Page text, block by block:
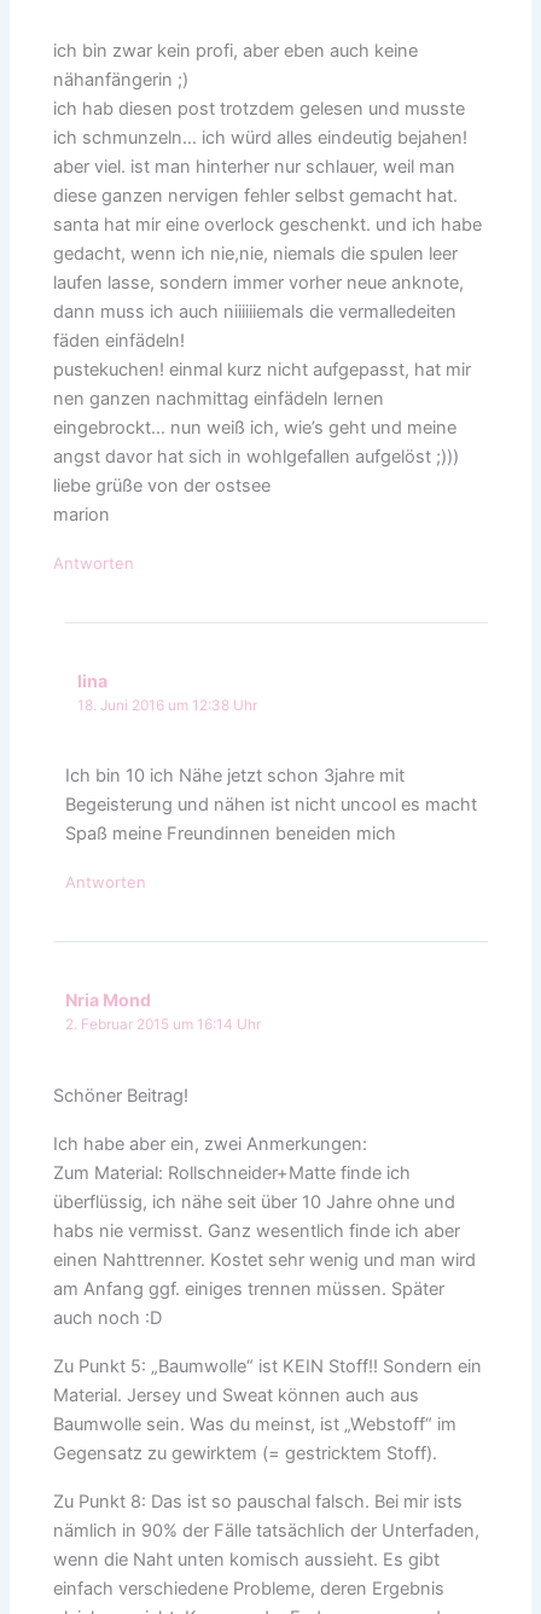
ich bin zwar kein profi, aber eben auch keine
nähanfängerin ;)
ich hab diesen post trotzdem gelesen und musste
ich schmunzeln… ich würd alles eindeutig bejahen!
aber viel. ist man hinterher nur schlauer, weil man
diese ganzen nervigen fehler selbst gemacht hat.
santa hat mir eine overlock geschenkt. und ich habe
gedacht, wenn ich nie,nie, niemals die spulen leer
laufen lasse, sondern immer vorher neue anknote,
dann muss ich auch niiiiiiemals die vermalledeiten
fäden einfädeln!
pustekuchen! einmal kurz nicht aufgepasst, hat mir
nen ganzen nachmittag einfädeln lernen
eingebrockt… nun weiß ich, wie’s geht und meine
angst davor hat sich in wohlgefallen aufgelöst ;)))
liebe grüße von der ostsee
marion
Antworten
lina
18. Juni 2016 um 12:38 Uhr
Ich bin 10 ich Nähe jetzt schon 3jahre mit
Begeisterung und nähen ist nicht uncool es macht
Spaß meine Freundinnen beneiden mich
Antworten
Nria Mond
2. Februar 2015 um 16:14 Uhr
Schöner Beitrag!
Ich habe aber ein, zwei Anmerkungen:
Zum Material: Rollschneider+Matte finde ich
überflüssig, ich nähe seit über 10 Jahre ohne und
habs nie vermisst. Ganz wesentlich finde ich aber
einen Nahttrenner. Kostet sehr wenig und man wird
am Anfang ggf. einiges trennen müssen. Später
auch noch :D
Zu Punkt 5: „Baumwolle“ ist KEIN Stoff!! Sondern ein
Material. Jersey und Sweat können auch aus
Baumwolle sein. Was du meinst, ist „Webstoff“ im
Gegensatz zu gewirktem (= gestricktem Stoff).
Zu Punkt 8: Das ist so pauschal falsch. Bei mir ists
nämlich in 90% der Fälle tatsächlich der Unterfaden,
wenn die Naht unten komisch aussieht. Es gibt
einfach verschiedene Probleme, deren Ergebnis